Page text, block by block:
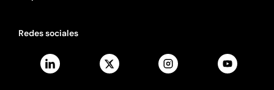
Redes sociales